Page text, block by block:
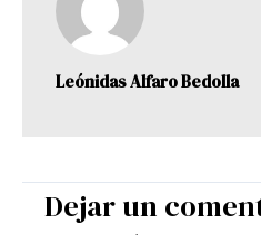
Leónidas Alfaro Bedolla
Dejar un